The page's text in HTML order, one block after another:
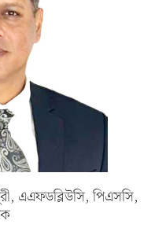
এএফডব্লিউসি, পিএসসি,